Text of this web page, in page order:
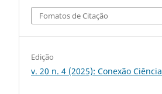
Fomatos de Citação
Edição
v. 20 n. 4 (2025): Conexão Ciência